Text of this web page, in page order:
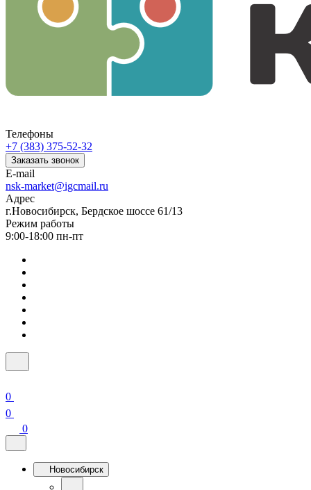
Телефоны
+7 (383) 375-52-32
Заказать звонок
E-mail
nsk-market@igcmail.ru
Адрес
г.Новосибирск, Бердское шоссе 61/13
Режим работы
9:00-18:00 пн-пт
0
0
0
Новосибирск